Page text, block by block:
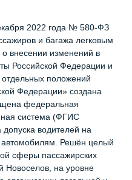
2022 года № 580-ФЗ
и багажа легковым
внесении изменений в
Российской Федерации и
положений
Федерации» создана
федеральная
система (ФГИС
водителей на
Решён целый
сферы пассажирских
Новоселов, на уровне